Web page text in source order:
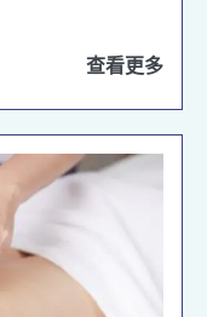
查看更多